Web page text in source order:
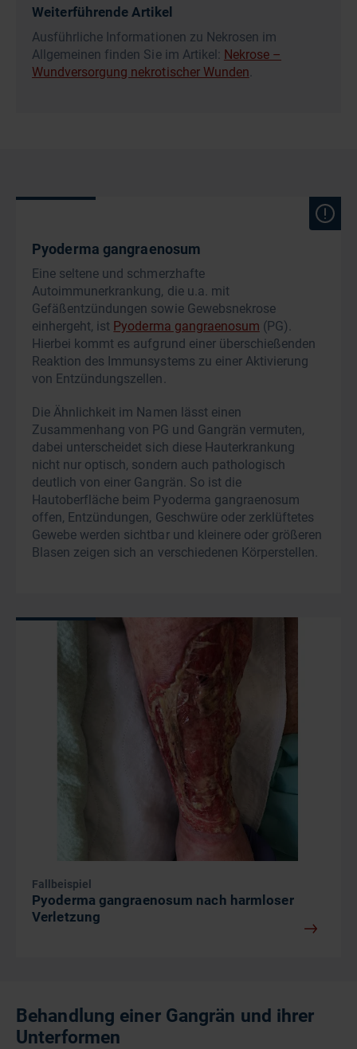
Weiterführende Artikel
Ausführliche Informationen zu Nekrosen im
Allgemeinen finden Sie im Artikel: Nekrose –
Wundversorgung nekrotischer Wunden
Pyoderma gangraenosum
Eine seltene und schmerzhafte
Autoimmunerkrankung, die u.a. mit
Gefäßentzündungen sowie Gewebsnekrose
einhergeht, ist Pyoderma gangraenosum (PG).
Hierbei kommt es aufgrund einer überschießenden
Reaktion des Immunsystems zu einer Aktivierung
von Entzündungszellen.
Die Ähnlichkeit im Namen lässt einen
Zusammenhang von PG und Gangrän vermuten,
dabei unterscheidet sich diese Hauterkrankung
nicht nur optisch, sondern auch pathologisch
deutlich von einer Gangrän. So ist die
Hautoberfläche beim Pyoderma gangraenosum
offen, Entzündungen, Geschwüre oder zerklüftetes
Gewebe werden sichtbar und kleinere oder größeren
Blasen zeigen sich an verschiedenen Körperstellen.
Fallbeispiel
Pyoderma gangraenosum nach harmloser
Verletzung
Behandlung einer Gangrän und ihrer
Unterformen